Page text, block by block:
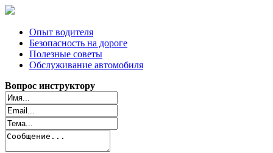
Опыт водителя
Безопасность на дороге
Полезные советы
Обслуживание автомобиля
Вопрос инструктору